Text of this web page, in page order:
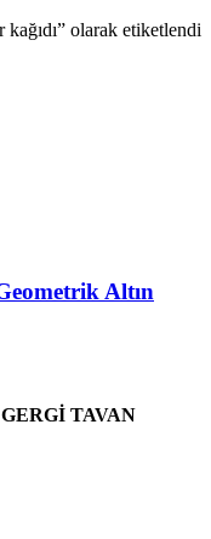
olarak etiketlendi
Altın
TAVAN